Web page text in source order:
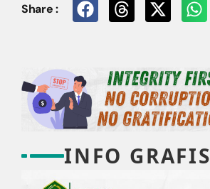
Share :
INFO GRAFIS